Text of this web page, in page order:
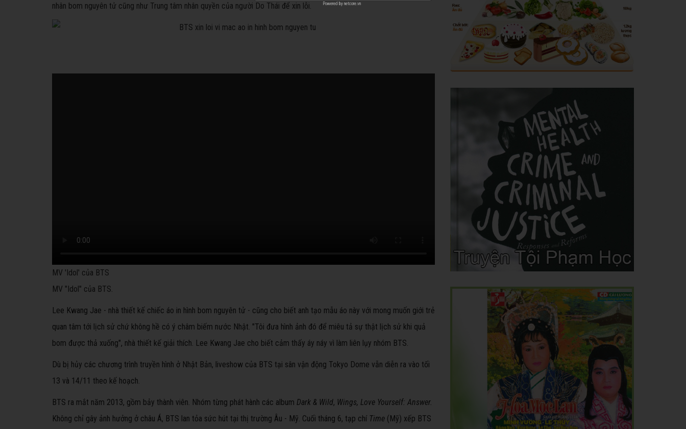
nhân bom nguyên tử cũng như Trung tâm nhân quyền của người Do Thái để xin lỗi.
MV 'Idol' của BTS
MV "Idol" của BTS.
Lee Kwang Jae - nhà thiết kế chiếc áo in hình bom nguyên tử - cũng cho biết anh tạo mẫu áo này với mong muốn giới trẻ
quan tâm tới lịch sử chứ không hề có ý châm biếm nước Nhật. "Tôi đưa hình ảnh đó để miêu tả sự thật lịch sử khi quả
bom được thả xuống", nhà thiết kế giải thích. Lee Kwang Jae cho biết cảm thấy áy náy vì làm liên lụy nhóm BTS.
Dù bị hủy các chương trình truyền hình ở Nhật Bản, liveshow của BTS tại sân vận động Tokyo Dome vẫn diễn ra vào tối
13 và 14/11 theo kế hoạch.
BTS ra mắt năm 2013, gồm bảy thành viên. Nhóm từng phát hành các album Dark & Wild, Wings, Love Yourself: Answer.
Không chỉ gây ảnh hưởng ở châu Á, BTS lan tỏa sức hút tại thị trường Âu - Mỹ. Cuối tháng 6, tạp chí Time (Mỹ) xếp BTS
Powered by netcore.vn